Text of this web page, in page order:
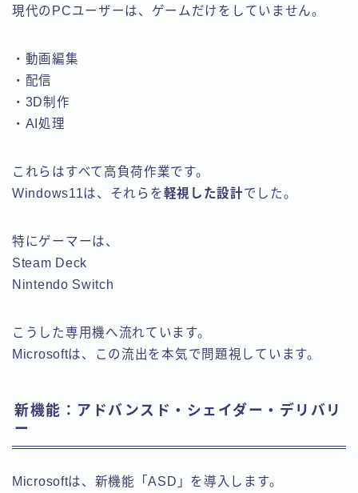
現代のPCユーザーは、ゲームだけをしていません。
・動画編集
・配信
・3D制作
・AI処理
これらはすべて高負荷作業です。
Windows11は、それらを軽視した設計でした。
特にゲーマーは、
Steam Deck
Nintendo Switch
こうした専用機へ流れています。
Microsoftは、この流出を本気で問題視しています。
新機能：アドバンスド・シェイダー・デリバリ
ー
Microsoftは、新機能「ASD」を導入します。